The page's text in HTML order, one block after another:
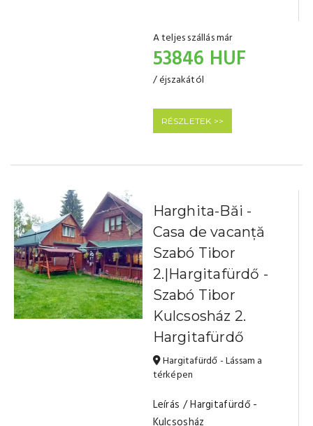
A teljes szállás már
53846 HUF
/ éjszakától
RÉSZLETEK >>
Harghita-Băi -
Casa de vacanță
Szabó Tibor
2.|Hargitafürdő -
Szabó Tibor
Kulcsosház 2.
Hargitafürdő
Hargitafürdő - Lássam a
térképen
Leírás / Hargitafürdő -
Kulcsosház